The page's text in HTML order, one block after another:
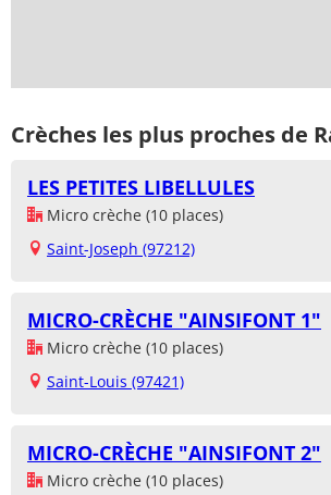
Crèches les plus proches de
LES PETITES LIBELLULES
Micro crèche (10 places)
Saint-Joseph (97212)
MICRO-CRÈCHE "AINSIFONT 1"
Micro crèche (10 places)
Saint-Louis (97421)
MICRO-CRÈCHE "AINSIFONT 2"
Micro crèche (10 places)